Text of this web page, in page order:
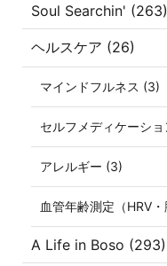
Soul Searchin' (263)
ヘルスケア (26)
マインドフルネス (3)
セルフメディケーシ
アレルギー (3)
血管年齢測定（HRV
A Life in Boso (293)